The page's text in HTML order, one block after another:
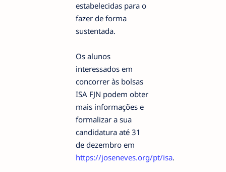
estabelecidas para o
fazer de forma
sustentada.
Os alunos
interessados em
concorrer às bolsas
ISA FJN podem obter
mais informações e
formalizar a sua
candidatura até 31
de dezembro em
https://joseneves.org/pt/isa.